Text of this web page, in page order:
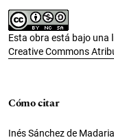
Esta obra está bajo una
Creative Commons
Cómo citar
Inés Sánchez de